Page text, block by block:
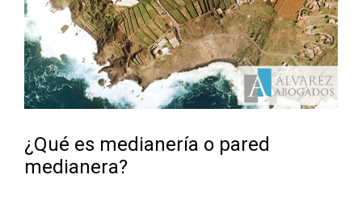
¿Qué es medianería o pared
medianera?